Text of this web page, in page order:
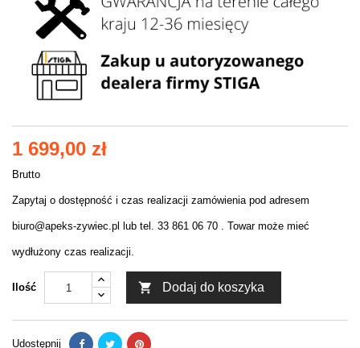
1 699,00 zł
Brutto
Zapytaj o dostępność i czas realizacji zamówienia pod adresem
biuro@apeks-zywiec.pl lub tel. 33 861 06 70 . Towar może mieć
wydłużony czas realizacji.
Ilość  Dodaj do koszyka
Udostępnij